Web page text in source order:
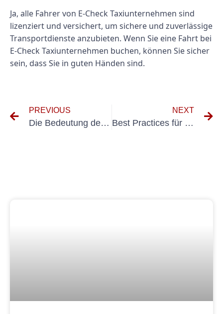
Ja, alle Fahrer von E-Check Taxiunternehmen sind
lizenziert und versichert, um sichere und zuverlässige
Transportdienste anzubieten. Wenn Sie eine Fahrt bei
E-Check Taxiunternehmen buchen, können Sie sicher
sein, dass Sie in guten Händen sind.
PREVIOUS
Die Bedeutung der UVV-Prüfung für Taxiunternehmen: Gewährleistung der Fahrgastsicherheit
NEXT
Best Practices für die Prüfung und Bewertung von Palettenhubwagen